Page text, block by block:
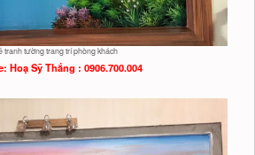
tranh tường trang trí phòng khách
HoạSỹ Thắng : 0906.700.004